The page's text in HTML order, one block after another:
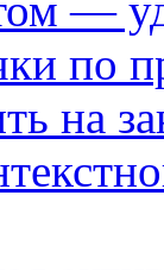
по
на